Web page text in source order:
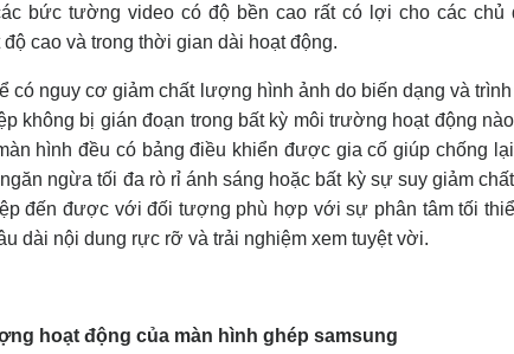
bức tường video có độ bền cao rất có lợi cho các chủ
cao và trong thời gian dài hoạt động.
nguy cơ giảm chất lượng hình ảnh do biến dạng và
không bị gián đoạn trong bất kỳ môi trường hoạt động
hình đều có bảng điều khiển được gia cố giúp chống
ngừa tối đa rò rỉ ánh sáng hoặc bất kỳ sự suy giảm
đến được với đối tượng phù hợp với sự phân tâm tối
dài nội dung rực rỡ và trải nghiệm xem tuyệt vời.